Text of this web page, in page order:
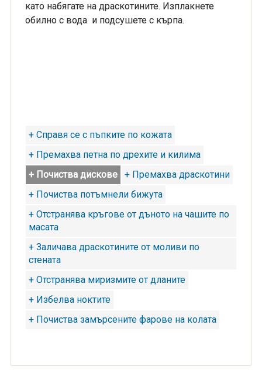
като набягате на драскотините. Изплакнете
обилно с вода и подсушете с кърпа.
+ Справя се с пъпките по кожата
+ Премахва петна по дрехите и килима
+ Почиства дискове
+ Премахва драскотини
+ Почиства потъмнели бижута
+ Отстранява кръгове от дъното на чашите по
масата
+ Заличава драскотините от моливи по
стената
+ Отстранява миризмите от дланите
+ Избелва ноктите
+ Почиства замърсените фарове на колата